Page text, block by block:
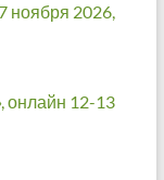
ноября 2026,
онлайн 12-13